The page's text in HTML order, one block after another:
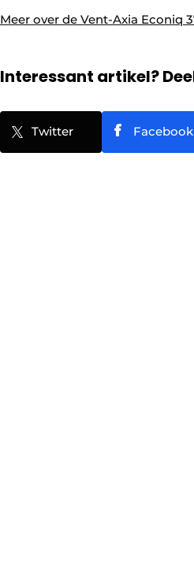
Meer over de Vent-Axia Econiq
Interessant artikel?
Twitter Facebook